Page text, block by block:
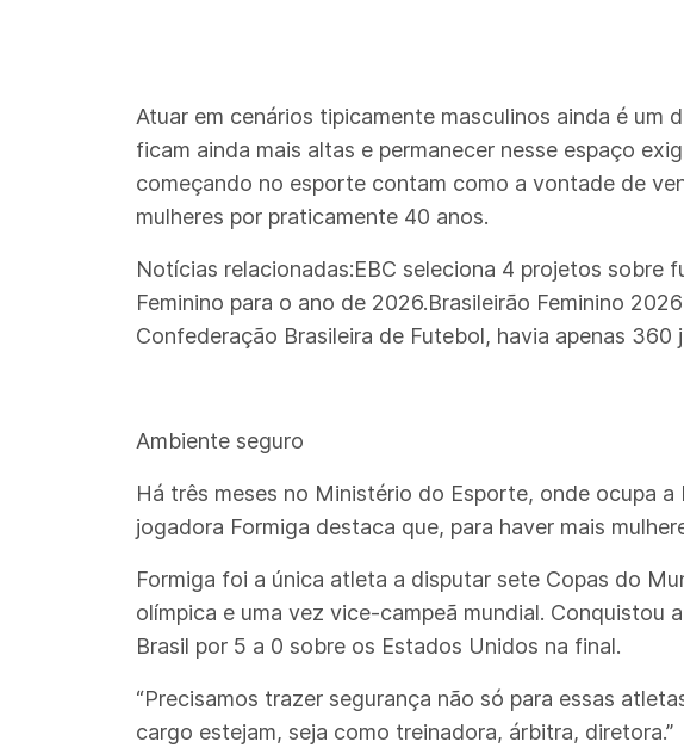
Atuar em cenários tipicamente masculinos ainda é um
ficam ainda mais altas e permanecer nesse espaço
começando no esporte contam como a vontade de
mulheres por praticamente 40 anos.
Notícias relacionadas:EBC seleciona 4 projetos sobre
Feminino para o ano de 2026.Brasileirão Feminino
Confederação Brasileira de Futebol, havia apenas
Ambiente seguro
Há três meses no Ministério do Esporte, onde ocupa
jogadora Formiga destaca que, para haver mais
Formiga foi a única atleta a disputar sete Copas do
olímpica e uma vez vice-campeã mundial.
Brasil por 5 a 0 sobre os Estados Unidos na final.
“Precisamos trazer segurança não só para essas
cargo estejam, seja como treinadora, árbitra, diretora.”